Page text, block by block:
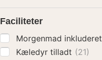
Faciliteter
Morgenmad inkluderet
Kæledyr tilladt (21)